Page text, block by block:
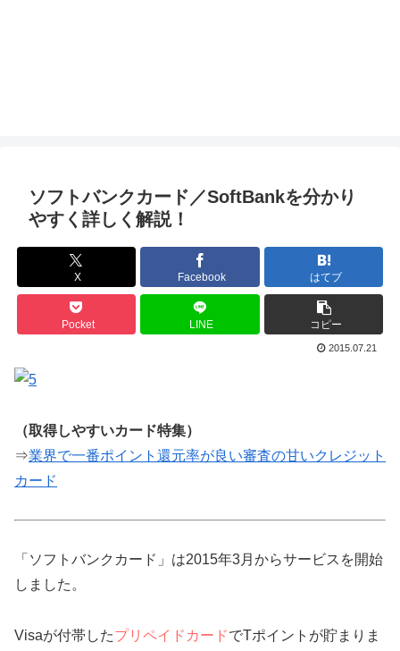
ソフトバンクカード／SoftBankを分かり
やすく詳しく解説！
X Facebook はてブ
Pocket LINE コピー
2015.07.21
（取得しやすいカード特集）
⇒業界で一番ポイント還元率が良い審査の甘いクレジット
カード
「ソフトバンクカード」は2015年3月からサービスを開始
しました。
Visaが付帯したプリペイドカードでTポイントが貯まりま